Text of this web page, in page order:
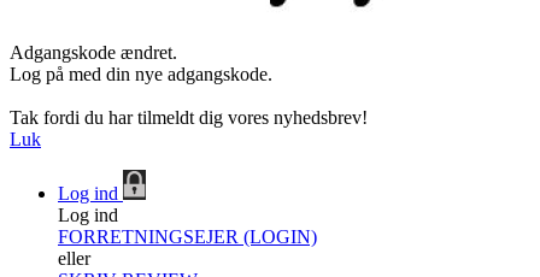
Adgangskode ændret.
Log på med din nye adgangskode.
Tak fordi du har tilmeldt dig vores nyhedsbrev!
Luk
Log ind
Log ind
FORRETNINGSEJER (LOGIN)
eller